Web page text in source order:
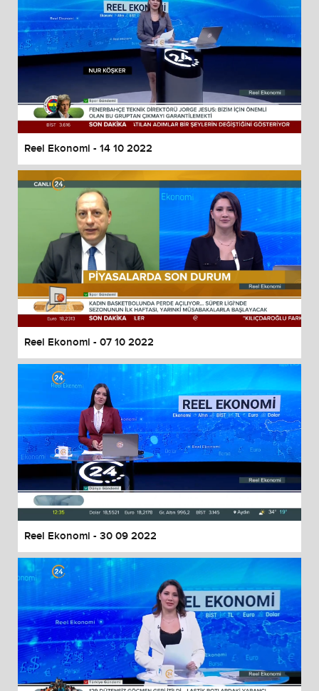
Reel Ekonomi - 14 10 2022
Reel Ekonomi - 07 10 2022
Reel Ekonomi - 30 09 2022